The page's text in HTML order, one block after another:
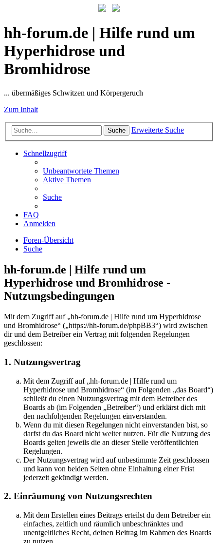
hh-forum.de | Hilfe rund um
Hyperhidrose und
Bromhidrose
... übermäßiges Schwitzen und Körpergeruch
Zum Inhalt
Suche Erweiterte Suche
Schnellzugriff
Unbeantwortete Themen
Aktive Themen
Suche
FAQ
Anmelden
Foren-Übersicht
Suche
hh-forum.de | Hilfe rund um
Hyperhidrose und Bromhidrose -
Nutzungsbedingungen
Mit dem Zugriff auf „hh-forum.de | Hilfe rund um Hyperhidrose
und Bromhidrose“ („https://hh-forum.de/phpBB3“) wird zwischen
dir und dem Betreiber ein Vertrag mit folgenden Regelungen
geschlossen:
1. Nutzungsvertrag
Mit dem Zugriff auf „hh-forum.de | Hilfe rund um
Hyperhidrose und Bromhidrose“ (im Folgenden „das Board“)
schließt du einen Nutzungsvertrag mit dem Betreiber des
Boards ab (im Folgenden „Betreiber“) und erklärst dich mit
den nachfolgenden Regelungen einverstanden.
Wenn du mit diesen Regelungen nicht einverstanden bist, so
darfst du das Board nicht weiter nutzen. Für die Nutzung des
Boards gelten jeweils die an dieser Stelle veröffentlichten
Regelungen.
Der Nutzungsvertrag wird auf unbestimmte Zeit geschlossen
und kann von beiden Seiten ohne Einhaltung einer Frist
jederzeit gekündigt werden.
2. Einräumung von Nutzungsrechten
Mit dem Erstellen eines Beitrags erteilst du dem Betreiber ein
einfaches, zeitlich und räumlich unbeschränktes und
unentgeltliches Recht, deinen Beitrag im Rahmen des Boards